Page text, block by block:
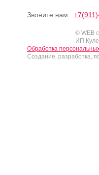
Звоните нам:
© WEB
ИП
Обработка
Создание, разработка,